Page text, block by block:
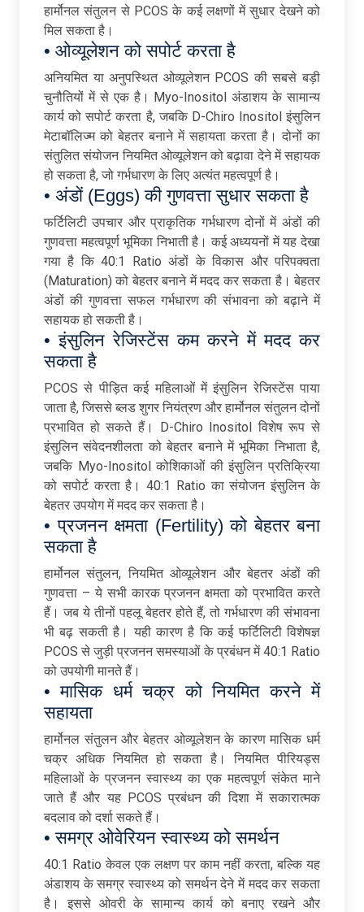
हार्मोनल संतुलन से PCOS के कई लक्षणों में सुधार देखने को
मिल सकता है।
• ओव्यूलेशन को सपोर्ट करता है
अनियमित या अनुपस्थित ओव्यूलेशन PCOS की सबसे बड़ी
चुनौतियों में से एक है। Myo-Inositol अंडाशय के सामान्य
कार्य को सपोर्ट करता है, जबकि D-Chiro Inositol इंसुलिन
मेटाबॉलिज्म को बेहतर बनाने में सहायता करता है। दोनों का
संतुलित संयोजन नियमित ओव्यूलेशन को बढ़ावा देने में सहायक
हो सकता है, जो गर्भधारण के लिए अत्यंत महत्वपूर्ण है।
• अंडों (Eggs) की गुणवत्ता सुधार सकता है
फर्टिलिटी उपचार और प्राकृतिक गर्भधारण दोनों में अंडों की
गुणवत्ता महत्वपूर्ण भूमिका निभाती है। कई अध्ययनों में यह देखा
गया है कि 40:1 Ratio अंडों के विकास और परिपक्वता
(Maturation) को बेहतर बनाने में मदद कर सकता है। बेहतर
अंडों की गुणवत्ता सफल गर्भधारण की संभावना को बढ़ाने में
सहायक हो सकती है।
• इंसुलिन रेजिस्टेंस कम करने में मदद कर
सकता है
PCOS से पीड़ित कई महिलाओं में इंसुलिन रेजिस्टेंस पाया
जाता है, जिससे ब्लड शुगर नियंत्रण और हार्मोनल संतुलन दोनों
प्रभावित हो सकते हैं। D-Chiro Inositol विशेष रूप से
इंसुलिन संवेदनशीलता को बेहतर बनाने में भूमिका निभाता है,
जबकि Myo-Inositol कोशिकाओं की इंसुलिन प्रतिक्रिया
को सपोर्ट करता है। 40:1 Ratio का संयोजन इंसुलिन के
बेहतर उपयोग में मदद कर सकता है।
• प्रजनन क्षमता (Fertility) को बेहतर बना
सकता है
हार्मोनल संतुलन, नियमित ओव्यूलेशन और बेहतर अंडों की
गुणवत्ता – ये सभी कारक प्रजनन क्षमता को प्रभावित करते
हैं। जब ये तीनों पहलू बेहतर होते हैं, तो गर्भधारण की संभावना
भी बढ़ सकती है। यही कारण है कि कई फर्टिलिटी विशेषज्ञ
PCOS से जुड़ी प्रजनन समस्याओं के प्रबंधन में 40:1 Ratio
को उपयोगी मानते हैं।
• मासिक धर्म चक्र को नियमित करने में
सहायता
हार्मोनल संतुलन और बेहतर ओव्यूलेशन के कारण मासिक धर्म
चक्र अधिक नियमित हो सकता है। नियमित पीरियड्स
महिलाओं के प्रजनन स्वास्थ्य का एक महत्वपूर्ण संकेत माने
जाते हैं और यह PCOS प्रबंधन की दिशा में सकारात्मक
बदलाव को दर्शा सकते हैं।
• समग्र ओवेरियन स्वास्थ्य को समर्थन
40:1 Ratio केवल एक लक्षण पर काम नहीं करता, बल्कि यह
अंडाशय के समग्र स्वास्थ्य को समर्थन देने में मदद कर सकता
है। इससे ओवरी के सामान्य कार्य को बनाए रखने और